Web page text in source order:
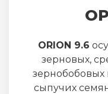
ORION 9.6
зерновых,
зернобобовых
сыпучих